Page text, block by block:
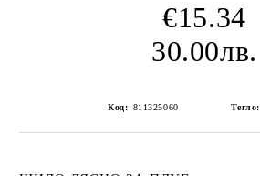
€15.34
30.00лв.
Код: 811325060 Тегло: